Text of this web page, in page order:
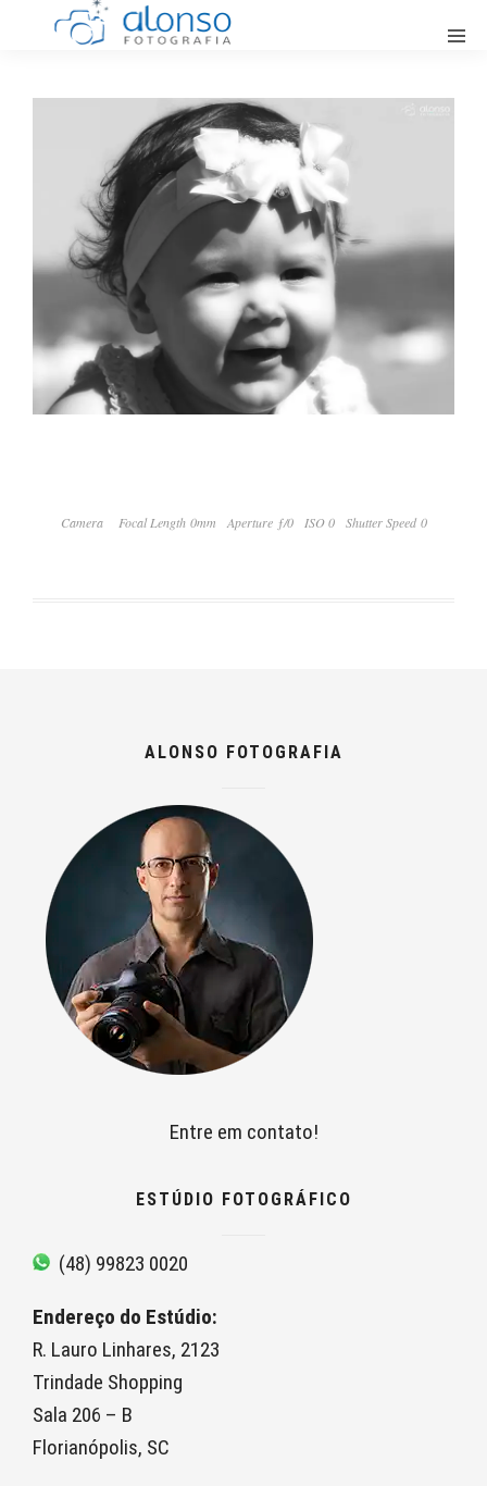
Camera Focal Length 0mm Aperture ƒ/0 ISO 0 Shutter Speed 0
ALONSO FOTOGRAFIA
Entre em contato!
ESTÚDIO FOTOGRÁFICO
(48) 99823 0020
Endereço do Estúdio:
R. Lauro Linhares, 2123
Trindade Shopping
Sala 206 – B
Florianópolis, SC